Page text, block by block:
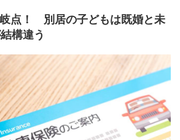
点！ 別居の子どもは既婚と未
構違う